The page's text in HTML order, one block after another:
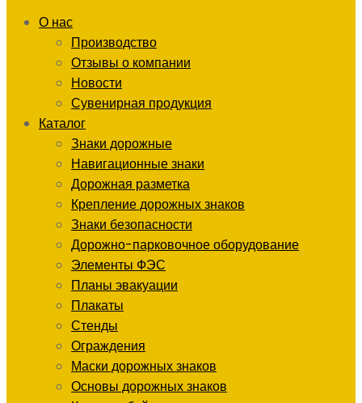
О нас
Производство
Отзывы о компании
Новости
Сувенирная продукция
Каталог
Знаки дорожные
Навигационные знаки
Дорожная разметка
Крепление дорожных знаков
Знаки безопасности
Дорожно-парковочное оборудование
Элементы ФЭС
Планы эвакуации
Плакаты
Стенды
Ограждения
Маски дорожных знаков
Основы дорожных знаков